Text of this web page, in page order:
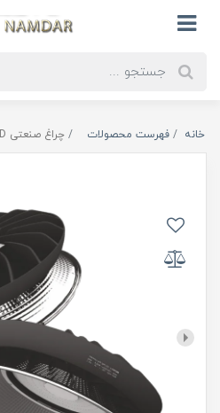
خانه فهرست محصولات چراغ صنعتی SMD مدل مریخ 1 (165w) گلنور